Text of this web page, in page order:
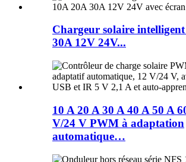
Chargeur solaire
30A 12V 24V...
10 A 20 A 30 A 40 A 50 A
V/24 V PWM à adaptation
automatique…